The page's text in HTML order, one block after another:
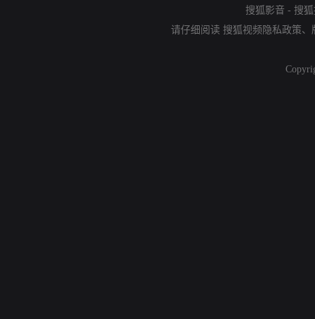
搜狐影音 - 搜
请仔细阅读 搜狐视频隐私政策、